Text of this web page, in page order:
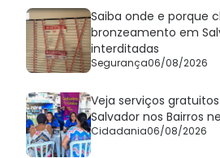
Saiba onde e porque
bronzeamento em
interditadas
Segurança06/08/2026
Veja serviços
Salvador nos Bairros
Cidadania06/08/2026